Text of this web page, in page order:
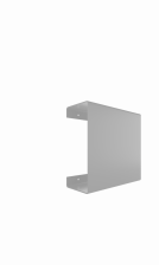
ΕΠΙΘΥΜΙΏΝ